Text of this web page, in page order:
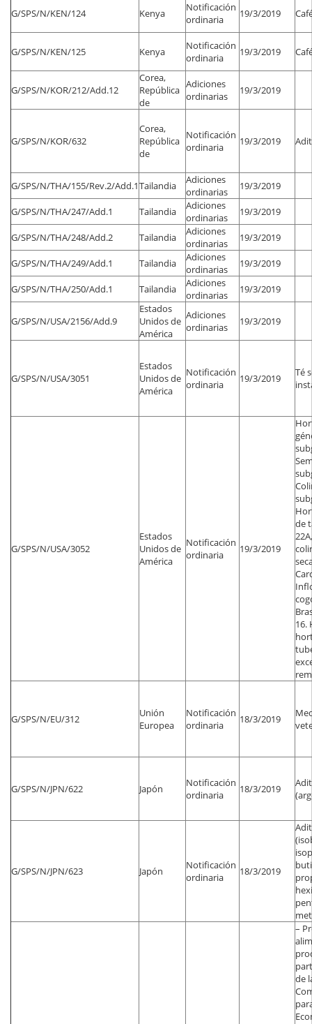
G/SPS/N/KEN/124 Kenya
Notificación
ordinaria
19/3/2019
G/SPS/N/KEN/125 Kenya
Notificación
ordinaria
19/3/2019
G/SPS/N/KOR/212/Add.12
Corea,
República
de
Adiciones
ordinarias
19/3/2019
G/SPS/N/KOR/632
Corea,
República
de
Notificación
ordinaria
19/3/2019
G/SPS/N/THA/155/Rev.2/Add.1Tailandia
Adiciones
ordinarias
19/3/2019
G/SPS/N/THA/247/Add.1 Tailandia
Adiciones
ordinarias
19/3/2019
G/SPS/N/THA/248/Add.2 Tailandia
Adiciones
ordinarias
19/3/2019
G/SPS/N/THA/249/Add.1 Tailandia
Adiciones
ordinarias
19/3/2019
G/SPS/N/THA/250/Add.1 Tailandia
Adiciones
ordinarias
19/3/2019
G/SPS/N/USA/2156/Add.9
Estados
Unidos de
América
Adiciones
ordinarias
19/3/2019
G/SPS/N/USA/3051
Estados
Unidos de
América
Notificación
ordinaria
19/3/2019
Té
G/SPS/N/USA/3052
Estados
Unidos de
América
Notificación
ordinaria
19/3/2019
de
16.
G/SPS/N/EU/312
Unión
Europea
Notificación
ordinaria
18/3/2019
G/SPS/N/JPN/622 Japón
Notificación
ordinaria
18/3/2019
G/SPS/N/JPN/623 Japón
Notificación
ordinaria
18/3/2019
–
de